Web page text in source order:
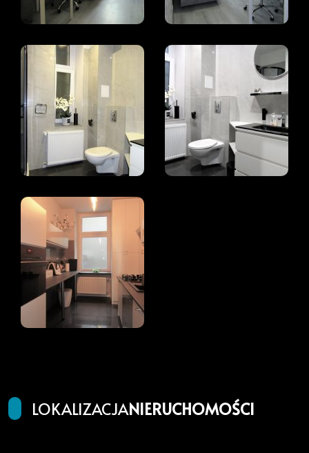
LOKALIZACJANIERUCHOMOŚCI